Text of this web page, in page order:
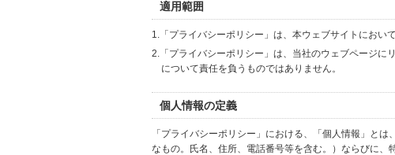
適用範囲
1.「プライバシーポリシー」は、本ウェブサイトにおい
2.「プライバシーポリシー」は、当社のウェブページに
について責任を負うものではありません。
個人情報の定義
「プライバシーポリシー」における、「個人情報」と
なもの。氏名、住所、電話番号等を含む。）ならびに